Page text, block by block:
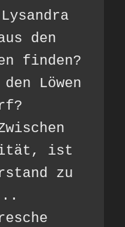
den
finden?
Löwen
ist
zu